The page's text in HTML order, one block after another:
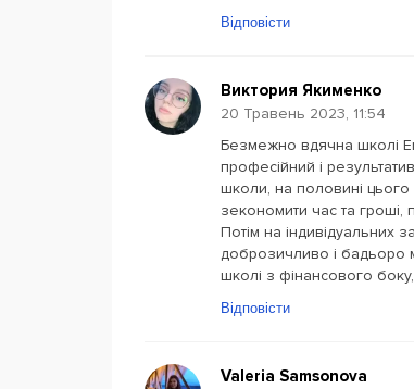
Відповісти
Виктория Якименко
20 Травень 2023, 11:54
Безмежно вдячна школі
професійний і
школи, на половині цього
зекономити час та гроші,
Потім на індивідуальних
доброзичливо і бадьоро
школі з фінансового
Відповісти
Valeria Samsonova